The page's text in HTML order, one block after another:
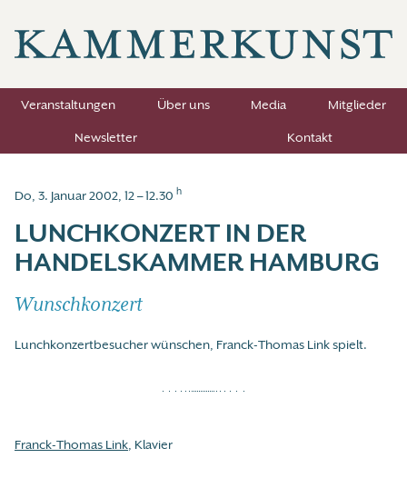
Veranstaltungen Über uns Media
Mitglieder
Newsletter
Kontakt
Do, 3. Januar 2002, 12 – 12.30 h
LUNCHKONZERT IN DER
HANDELSKAMMER HAMBURG
Wunschkonzert
Lunchkonzertbesucher wünschen, Franck-Thomas Link spielt.
Franck-Thomas Link, Klavier